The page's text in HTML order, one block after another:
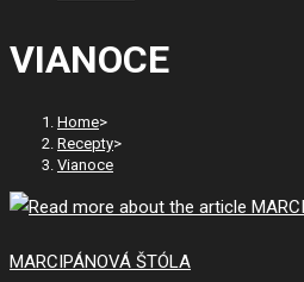
VIANOCE
Home>
Recepty>
Vianoce
MARCIPÁNOVÁ ŠTÓLA